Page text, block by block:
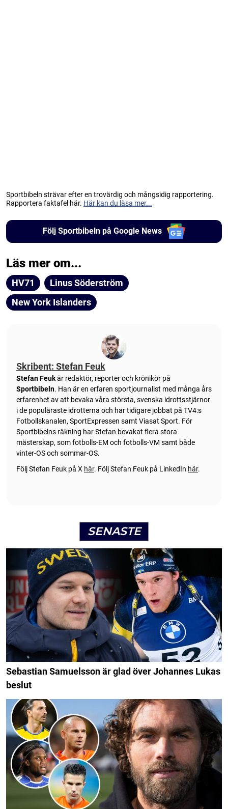
Sportbibeln strävar efter en trovärdig och mångsidig rapportering.
Rapportera faktafel här. Här kan du läsa mer...
Följ Sportbibeln på Google News
Läs mer om...
HV71
Linus Söderström
New York Islanders
Skribent: Stefan Feuk
Stefan Feukär redaktör, reporter och krönikör på
Sportbibeln. Han är en erfaren sportjournalist med många års
erfarenhet av att bevaka våra största, svenska idrottsstjärnor
i de populäraste idrotterna och har tidigare jobbat på TV4:s
Fotbollskanalen, SportExpressen samt Viasat Sport. För
Sportbibelns räkning har Stefan bevakat flera stora
mästerskap, som fotbolls-EM och fotbolls-VM samt både
vinter-OS och sommar-OS.
Följ Stefan Feuk på X här. Följ Stefan Feuk på LinkedIn här.
SENASTE
Sebastian Samuelsson är glad över Johannes Lukas
beslut